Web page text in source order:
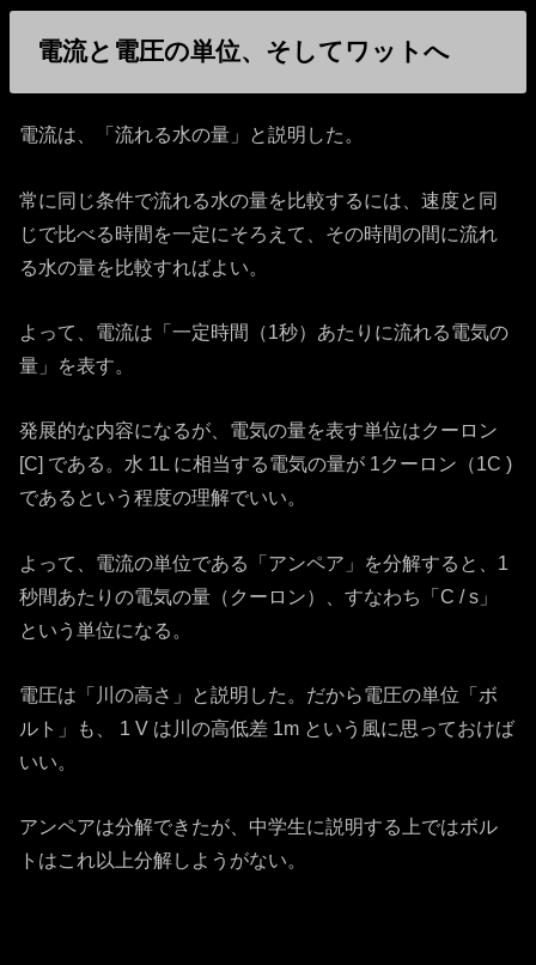
電流と電圧の単位、そしてワットへ
電流は、「流れる水の量」と説明した。
常に同じ条件で流れる水の量を比較するには、速度と同
じで比べる時間を一定にそろえて、その時間の間に流れ
る水の量を比較すればよい。
よって、電流は「一定時間（1秒）あたりに流れる電気の
量」を表す。
発展的な内容になるが、電気の量を表す単位はクーロン
[C] である。水 1L に相当する電気の量が 1クーロン（1C )
であるという程度の理解でいい。
よって、電流の単位である「アンペア」を分解すると、1
秒間あたりの電気の量（クーロン）、すなわち「C / s」
という単位になる。
電圧は「川の高さ」と説明した。だから電圧の単位「ボ
ルト」も、 1 V は川の高低差 1m という風に思っておけば
いい。
アンペアは分解できたが、中学生に説明する上ではボル
トはこれ以上分解しようがない。